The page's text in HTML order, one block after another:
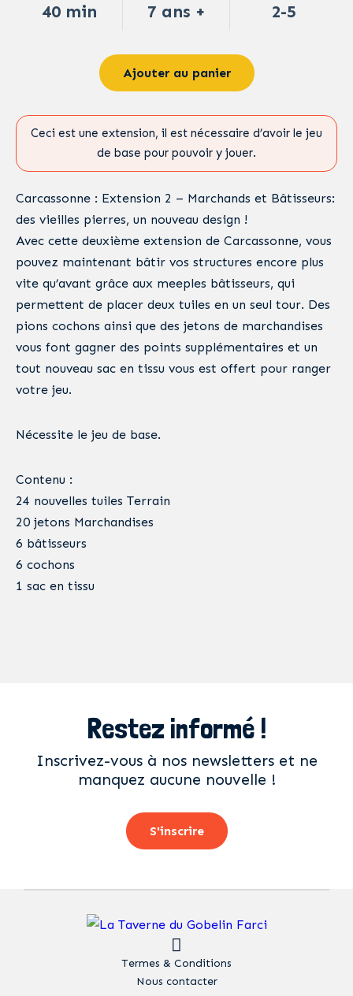
40 min 7 ans + 2-5
Ajouter au panier
Ceci est une extension, il est nécessaire d’avoir le jeu
de base pour pouvoir y jouer.
Carcassonne : Extension 2 – Marchands et Bâtisseurs:
des vieilles pierres, un nouveau design !
Avec cette deuxième extension de Carcassonne, vous
pouvez maintenant bâtir vos structures encore plus
vite qu’avant grâce aux meeples bâtisseurs, qui
permettent de placer deux tuiles en un seul tour. Des
pions cochons ainsi que des jetons de marchandises
vous font gagner des points supplémentaires et un
tout nouveau sac en tissu vous est offert pour ranger
votre jeu.
Nécessite le jeu de base.
Contenu :
24 nouvelles tuiles Terrain
20 jetons Marchandises
6 bâtisseurs
6 cochons
1 sac en tissu
Restez informé !
Inscrivez-vous à nos newsletters et ne
manquez aucune nouvelle !
S'inscrire
Termes & Conditions
Nous contacter